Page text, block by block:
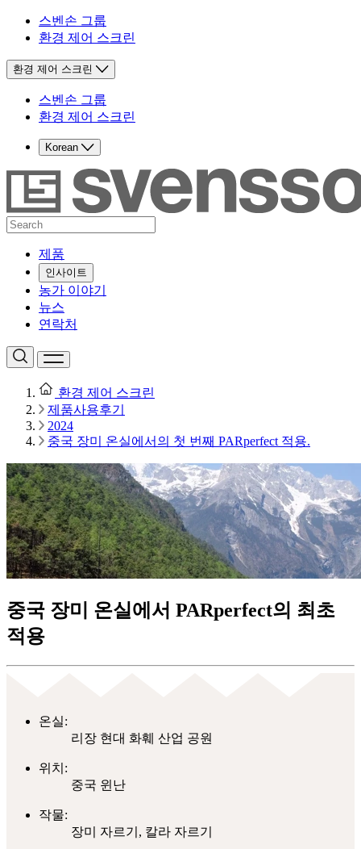
스벤손 그룹
환경 제어 스크린
환경 제어 스크린
스벤손 그룹
환경 제어 스크린
Korean
제품
인사이트
농가 이야기
뉴스
연락처
환경 제어 스크린
제품사용후기
2024
중국 장미 온실에서의 첫 번째 PARperfect 적용.
중국 장미 온실에서 PARperfect의 최초
적용
온실:
리장 현대 화훼 산업 공원
위치:
중국 윈난
작물:
장미 자르기, 칼라 자르기